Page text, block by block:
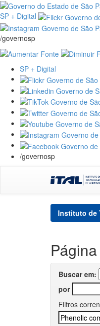
SP + Digital
/governosp
SP + Digital
/governosp
Instituto de
Buscar em:
por
Filtros